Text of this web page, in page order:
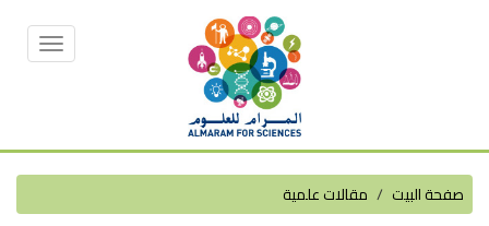
Toggle
صفحة البيت مقالات علمية